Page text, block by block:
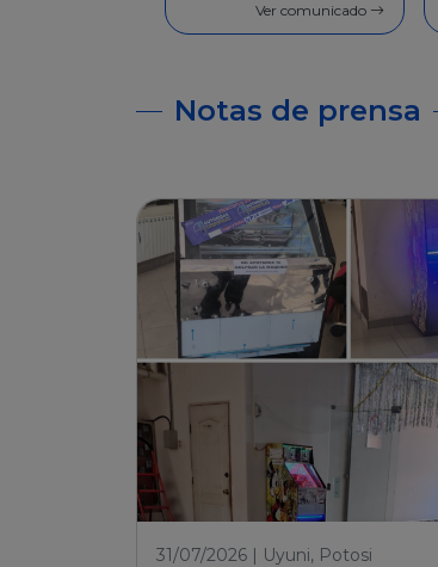
Ver comunicado
Notas de prensa
31/07/2026 | Uyuni, Potosi